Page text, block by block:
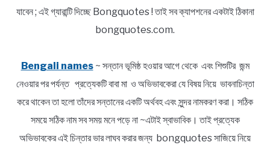
যাবেন ; এই গ্যারান্টি দিচ্ছে Bongquotes ! তাই সব ক্যাপশনের একটাই ঠিকানা
bongquotes.com.
Bengali names~ সন্তান ভূমিষ্ঠ হওয়ার আগে থেকে এবং শিশুটির জন্ম
নেওয়ার পর পর্যন্ত প্রত্যেকটি বাবা মা ও অভিভাবকেরা যে বিষয় নিয়ে ভাবনাচিন্তা
করে থাকেন তা হলো তাঁদের সন্তানের একটি অর্থবহ এবং সুন্দর নামকরণ করা। সঠিক
সময়ে সঠিক নাম সব সময় মনে পড়ে না ~এটাই স্বাভাবিক। তাই প্রত্যেক
অভিভাবকের এই চিন্তার ভার লাঘব করার জন্য bongquotes সাজিয়ে নিয়ে